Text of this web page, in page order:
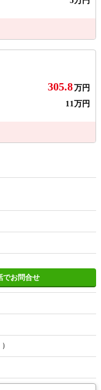
305.8万円
11万円
でお問合せ